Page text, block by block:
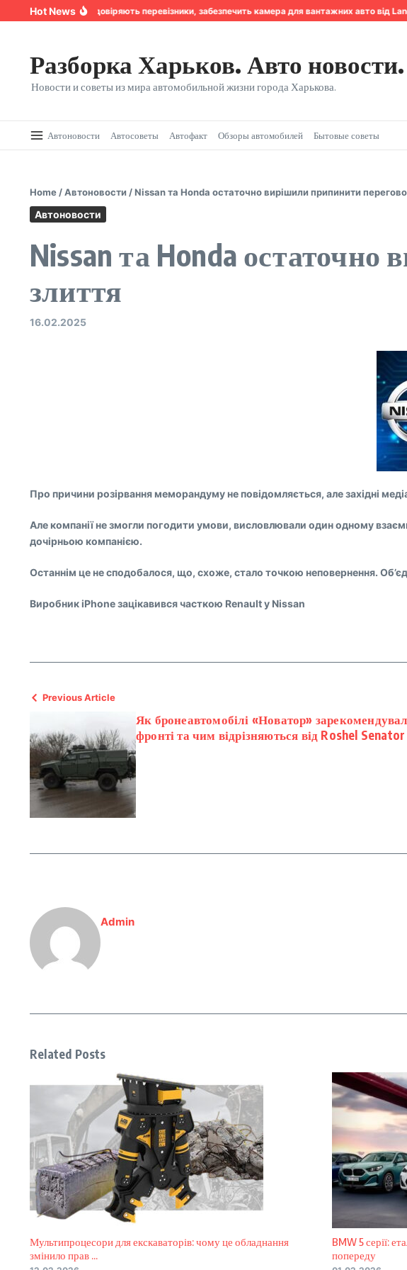
Перейти к содержанию
Hot News
Надійність, якій довіряють перевізники, забезпечить камера для вантажних авто від
Разборка Харьков. Авто новости.
Новости и советы из мира автомобильной жизни города Харькова.
Автоновости Автосоветы Автофакт Обзоры автомобилей Бытовые советы
Home /Автоновости /Nissan та Honda остаточно вирішили припинити
Автоновости
Nissan та Honda
злиття
16.02.2025
Про причини розірвання меморандуму не повідомляється, але західні
Але компанії не змогли погодити умови, висловлювали один одному
дочірньою компанією.
Останнім це не сподобалося, що, схоже, стало точкою неповернення.
Виробник iPhone зацікавився часткою Renault у Nissan
Previous Article
Як бронеавтомобілі «Новатор»
фронті та чим відрізняються від Roshel Senator
Admin
Related Posts
Мультипроцесори для екскаваторів: чому це обладнання
змінило прав ...
BMW 5 серії:
попереду